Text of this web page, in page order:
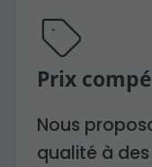
Prix
Nous
qualité à